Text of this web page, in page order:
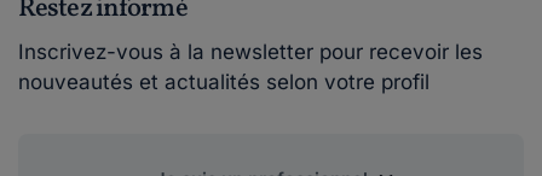
Restez informé
Inscrivez-vous à la newsletter pour recevoir les
nouveautés et actualités selon votre profil